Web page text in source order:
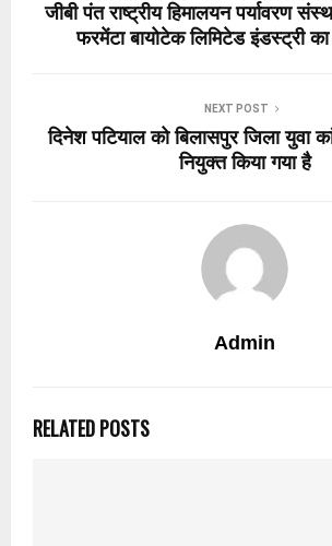
जीबी पंत राष्ट्रीय हिमालयन पर्यावरण
फरमेंटा बायोटेक लिमिटेड इंडस्ट्री का
NEXT POST
दिनेश पटियाल को बिलासपुर जिला युवा
नियुक्त किया गया है
Admin
RELATED POSTS